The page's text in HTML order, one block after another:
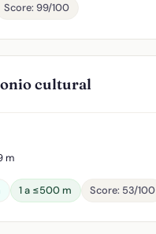
Score: 99/100
cultural
m
1 a ≤500 m Score: 53/100